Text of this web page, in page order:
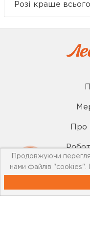
Розі краще
Про
Продовжуючи
нами файлів